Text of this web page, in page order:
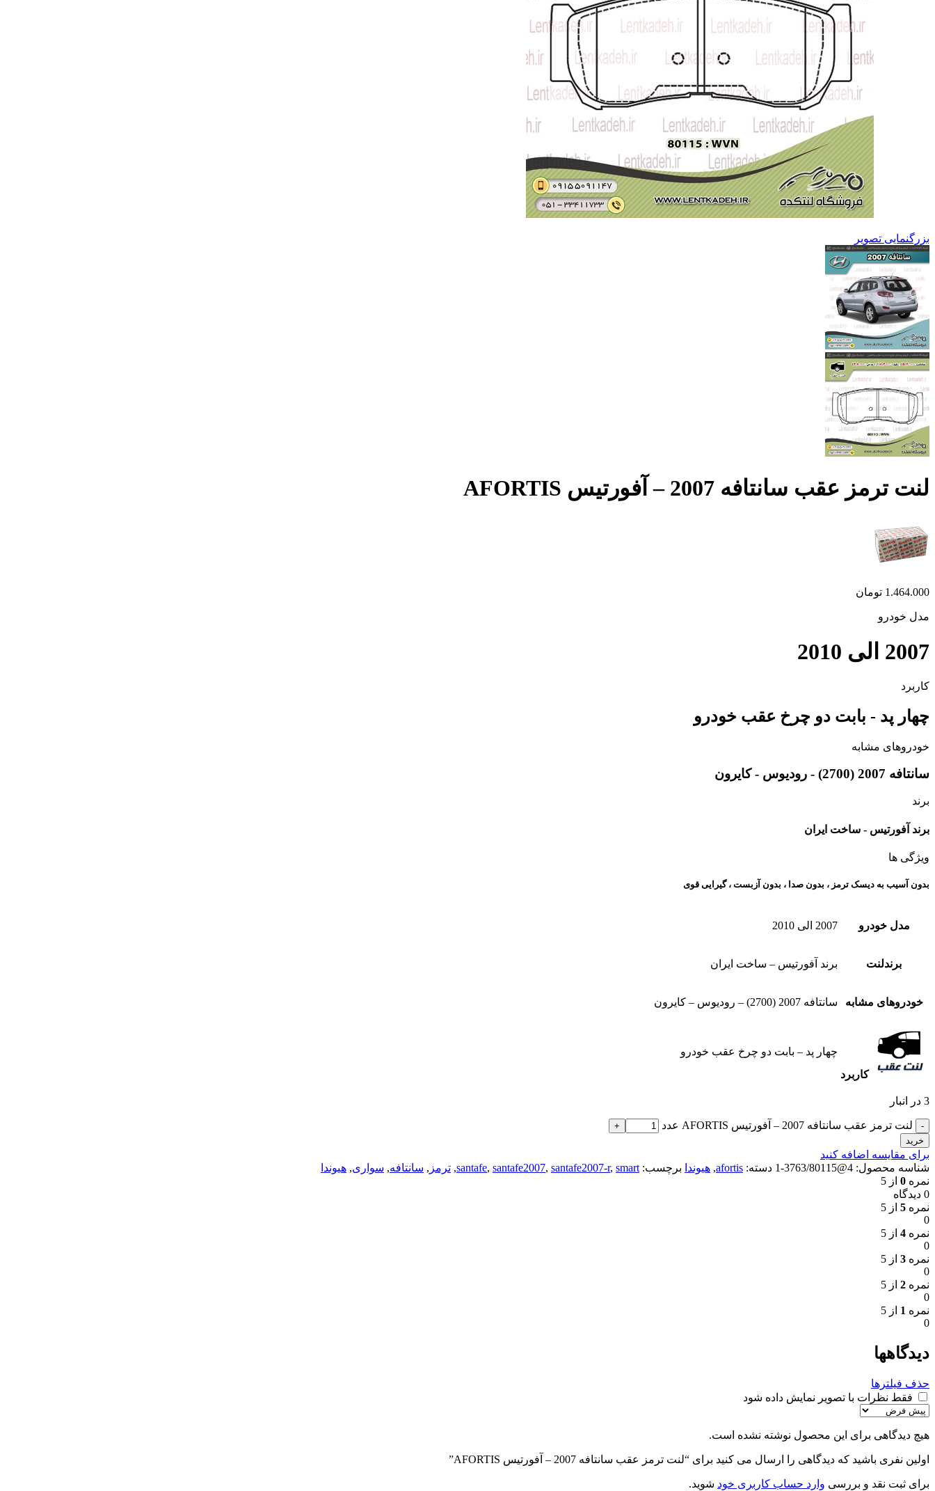
بزرگنمایی تصویر
لنت ترمز عقب سانتافه 2007 – آفورتیس AFORTIS
1.464.000 تومان
مدل خودرو
2007 الی 2010
کاربرد
چهار پد - بابت دو چرخ عقب خودرو
خودروهای مشابه
سانتافه 2007 (2700) - رودیوس - کایرون
برند
برند آفورتیس - ساخت ایران
ویژگی ها
بدون آسیب به دیسک ترمز ، بدون صدا ، بدون آزبست ، گیرایی قوی​
مدل خودرو 2007 الی 2010
برندلنت برند آفورتیس – ساخت ایران
خودروهای مشابه سانتافه 2007 (2700) – رودیوس – کایرون
کاربرد
چهار پد – بابت دو چرخ عقب خودرو
3 در انبار
لنت ترمز عقب سانتافه 2007 – آفورتیس AFORTIS عدد
خرید
برای مقایسه اضافه کنید
شناسه محصول: 4@3763/80115-1 دسته: afortis
, هیوندا برچسب: santafe, santafe2007, santafe2007-r, smart
, ترمز , سانتافه, سواری, هیوندا
نمره 0 از 5
0 دیدگاه
نمره 5 از 5
0
نمره 4 از 5
0
نمره 3 از 5
0
نمره 2 از 5
0
نمره 1 از 5
0
دیدگاهها
حذف فیلترها
فقط نظرات با تصویر نمایش داده شود
هیچ دیدگاهی برای این محصول نوشته نشده است.
اولین نفری باشید که دیدگاهی را ارسال می کنید برای “لنت ترمز عقب سانتافه 2007 – آفورتیس AFORTIS”
برای ثبت نقد و بررسی وارد حساب کاربری خود شوید.